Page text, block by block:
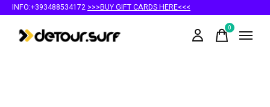
INFO:+393488534172 >>>BUY GIFT CARDS HERE<<<
0items